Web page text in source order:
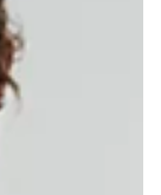
opinion